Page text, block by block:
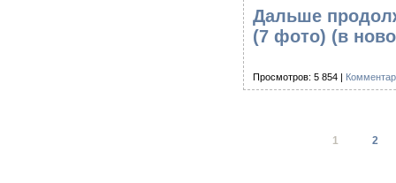
Дальше
(7 фото) (в
Просмотров: 5 854 |
1 2